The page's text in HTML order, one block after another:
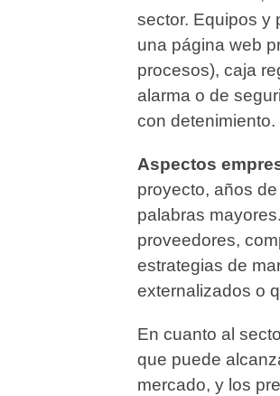
sector. Equipos y
una página web
procesos), caja
alarma o de
con detenimiento.
Aspectos
proyecto, años
palabras
proveedores,
estrategias de
externalizados o
En cuanto al
que puede
mercado, y los